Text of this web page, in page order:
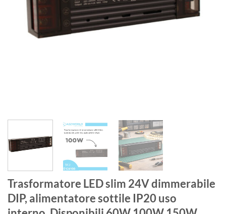
Trasformatore LED slim 24V dimmerabile
DIP, alimentatore sottile IP20 uso